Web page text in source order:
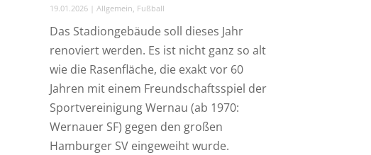
19.01.2026| Allgemein, Fußball
Das Stadiongebäude soll dieses Jahr
renoviert werden. Es ist nicht ganz so alt
wie die Rasenfläche, die exakt vor 60
Jahren mit einem Freundschaftsspiel der
Sportvereinigung Wernau (ab 1970:
Wernauer SF) gegen den großen
Hamburger SV eingeweiht wurde.